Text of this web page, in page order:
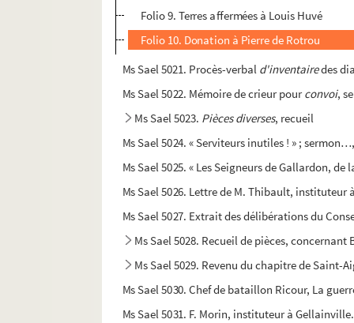
Folio 9. Terres affermées à Louis Huvé
Folio 10. Donation à Pierre de Rotrou
Ms Sael 5021. Procès-verbal d'inventairedes
Ms Sael 5022. Mémoire de crieur pourconvoi,
Ms Sael 5023. Pièces diverses, recueil
Ms Sael 5024. « Serviteurs inutiles ! » ;
Ms Sael 5025. « Les Seigneurs de Gallardon,
Ms Sael 5026. Lettre de M. Thibault,
Ms Sael 5027. Extrait des délibérations du
Ms Sael 5028. Recueil de pièces, concernant
Ms Sael 5029. Revenu du chapitre de Saint-
Ms Sael 5030. Chef de bataillon Ricour, La
Ms Sael 5031. F. Morin, instituteur à